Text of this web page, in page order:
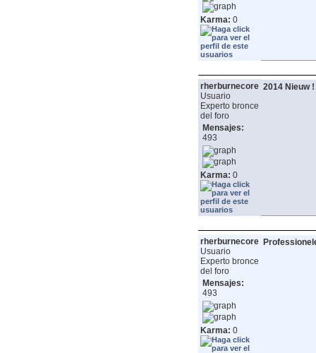
Karma: 0
rherburnecore
Usuario
Experto bronce
del foro
Mensajes:
493
Karma: 0
2014 Nieuw
rherburnecore
Usuario
Experto bronce
del foro
Mensajes:
493
Karma: 0